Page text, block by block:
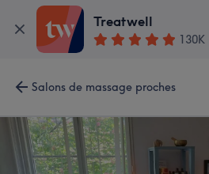
Treatwell
130K
Salons de massage proches